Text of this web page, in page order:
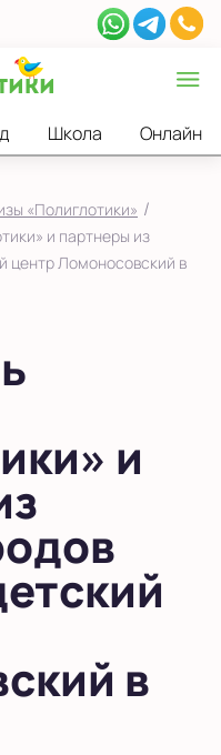
Школа Онлайн
«Полиглотики» /
и партнеры из
центр Ломоносовский в
и
в